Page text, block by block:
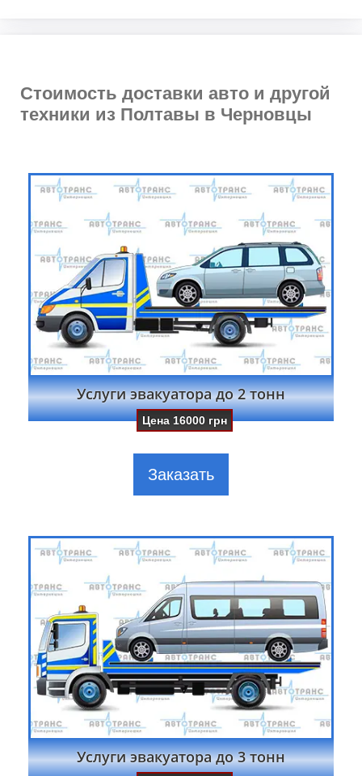
Стоимость доставки авто и другой
техники из Полтавы в Черновцы
Услуги эвакуатора до 2 тонн
Цена16000 грн
Заказать
Услуги эвакуатора до 3 тонн